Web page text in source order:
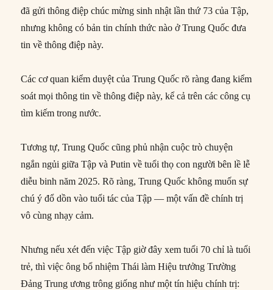
đã gửi thông điệp chúc mừng sinh nhật lần thứ 73 của Tập,
nhưng không có bản tin chính thức nào ở Trung Quốc đưa
tin về thông điệp này.
Các cơ quan kiểm duyệt của Trung Quốc rõ ràng đang kiểm
soát mọi thông tin về thông điệp này, kể cả trên các công cụ
tìm kiếm trong nước.
Tương tự, Trung Quốc cũng phủ nhận cuộc trò chuyện
ngắn ngủi giữa Tập và Putin về tuổi thọ con người bên lề lễ
diễu binh năm 2025. Rõ ràng, Trung Quốc không muốn sự
chú ý đổ dồn vào tuổi tác của Tập — một vấn đề chính trị
vô cùng nhạy cảm.
Nhưng nếu xét đến việc Tập giờ đây xem tuổi 70 chỉ là tuổi
trẻ, thì việc ông bổ nhiệm Thái làm Hiệu trưởng Trường
Đảng Trung ương trông giống như một tín hiệu chính trị: